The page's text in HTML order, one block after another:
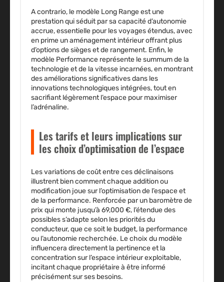
A contrario, le modèle Long Range est une
prestation qui séduit par sa capacité d’autonomie
accrue, essentielle pour les voyages étendus, avec
en prime un aménagement intérieur offrant plus
d’options de sièges et de rangement. Enfin, le
modèle Performance représente le summum de la
technologie et de la vitesse incarnées, en montrant
des améliorations significatives dans les
innovations technologiques intégrées, tout en
sacrifiant légèrement l’espace pour maximiser
l’adrénaline.
Les tarifs et leurs implications sur
les choix d’optimisation de l’espace
Les variations de coût entre ces déclinaisons
illustrent bien comment chaque addition ou
modification joue sur l’optimisation de l’espace et
de la performance. Renforcée par un baromètre de
prix qui monte jusqu’à 69,000 €, l’étendue des
possibles s’adapte selon les priorités du
conducteur, que ce soit le budget, la performance
ou l’autonomie recherchée. Le choix du modèle
influencera directement la pertinence et la
concentration sur l’espace intérieur exploitable,
incitant chaque propriétaire à être informé
précisément sur ses besoins.